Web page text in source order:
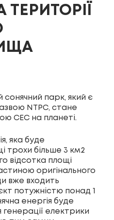
сонячний парк, який є
NTPC, стане
СЕС на планеті.
яка буде
трохи більше 3 км2
відсотка площі
оригінального
вже входить
потужністю понад 1
енергія буде
електрики